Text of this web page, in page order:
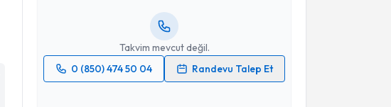
Takvim mevcut değil.
0 (850) 474 50 04
Randevu Talep Et